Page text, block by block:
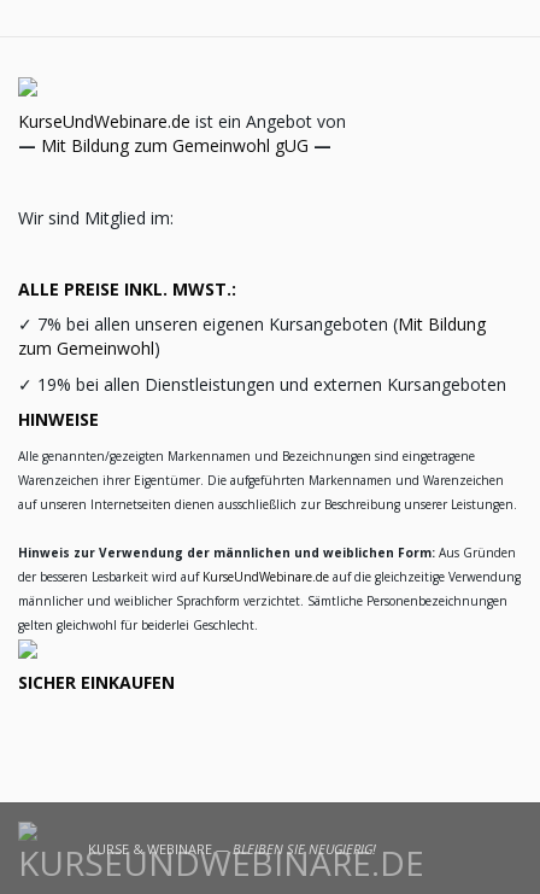
KurseUndWebinare.de ist ein Angebot von
— Mit Bildung zum Gemeinwohl gUG —
Wir sind Mitglied im:
ALLE PREISE INKL. MWST.:
✓ 7% bei allen unseren eigenen Kursangeboten (Mit Bildung
zum Gemeinwohl)
✓ 19% bei allen Dienstleistungen und externen Kursangeboten
HINWEISE
Alle genannten/gezeigten Markennamen und Bezeichnungen sind eingetragene
Warenzeichen ihrer Eigentümer. Die aufgeführten Markennamen und Warenzeichen
auf unseren Internetseiten dienen ausschließlich zur Beschreibung unserer Leistungen.
Hinweis zur Verwendung der männlichen und weiblichen Form: Aus Gründen
der besseren Lesbarkeit wird auf KurseUndWebinare.de auf die gleichzeitige Verwendung
männlicher und weiblicher Sprachform verzichtet. Sämtliche Personenbezeichnungen
gelten gleichwohl für beiderlei Geschlecht.
SICHER EINKAUFEN
KURSE & WEBINARE —BLEIBEN SIE NEUGIERIG!